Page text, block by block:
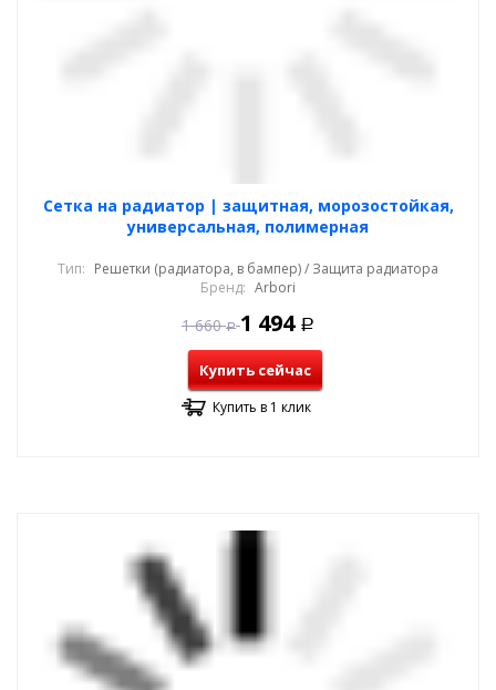
Cетка на радиатор | защитная, морозостойкая,
универсальная, полимерная
Тип: Решетки (радиатора, в бампер) / Защита радиатора
Бренд: Arbori
1 660 Р 1 494 Р
Купить сейчас
Купить в 1 клик